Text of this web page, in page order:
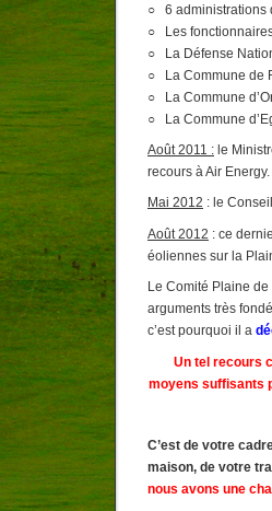
○ 6 administrations
○ Les
○ La Défense
○ La Commune de
○ La Commune
○ La Commune
Août 2011 : le
recours à Air Energy.
Mai 2012 : le
Août 2012 : ce
éoliennes sur la
Le Comité Plaine
arguments très
c’est pourquoi il a
Un tel recours
moyens suffisants
C’est de votre
maison, de votre
nous avons une